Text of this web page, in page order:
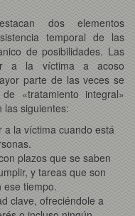
dos elementos
temporal de las
de posibilidades. Las
a la víctima a acoso
parte de las veces se
«tratamiento integral»
las siguientes:
a la víctima cuando está
plazos que se saben
y tareas que son
ese tiempo.
clave, ofreciéndole a